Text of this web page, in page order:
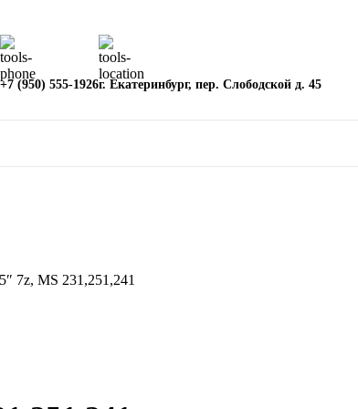
+7 (950) 555-1926г. Екатеринбург, пер. Слободской д. 45
7z, MS 231,251,241